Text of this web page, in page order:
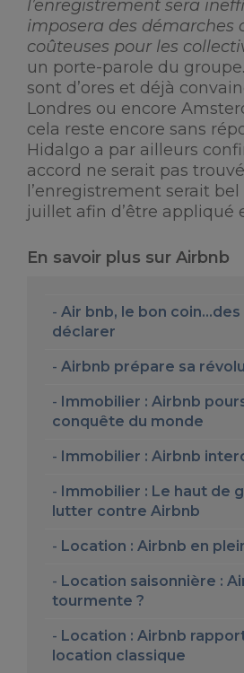
l’enregistrement sera
imposera des démarches
coûteuses pour les
un porte-parole du
sont d’ores et déjà
Londres ou encore
cela reste encore sans
Hidalgo a par ailleurs
accord ne serait pas
l’enregistrement serait
juillet afin d’être appliqué
En savoir plus sur Airbnb
Air bnb, le bon coin…des
déclarer
Airbnb prépare sa
Immobilier : Airbnb
conquête du monde
Immobilier : Airbnb
Immobilier : Le haut de
lutter contre Airbnb
Location : Airbnb en
Location saisonnière :
tourmente ?
Location : Airbnb
location classique